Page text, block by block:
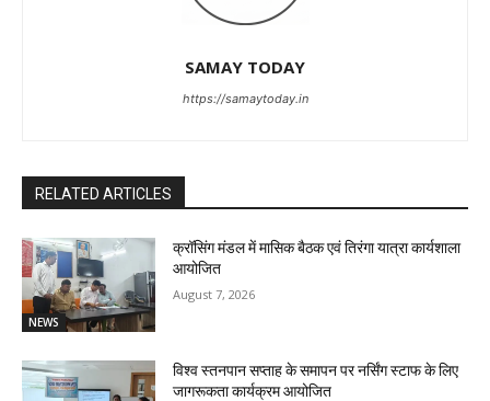
SAMAY TODAY
https://samaytoday.in
RELATED ARTICLES
NEWS
क्रॉसिंग मंडल में मासिक बैठक एवं तिरंगा यात्रा कार्यशाला
आयोजित
August 7, 2026
विश्व स्तनपान सप्ताह के समापन पर नर्सिंग स्टाफ के लिए
जागरूकता कार्यक्रम आयोजित